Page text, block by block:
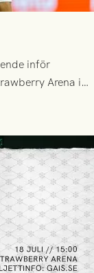
inför
Arena i
halvlek av